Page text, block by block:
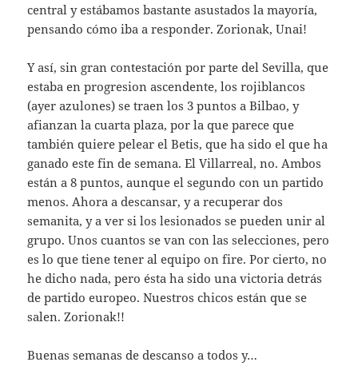
central y estábamos bastante asustados la mayoría,
pensando cómo iba a responder. Zorionak, Unai!
Y así, sin gran contestación por parte del Sevilla, que
estaba en progresion ascendente, los rojiblancos
(ayer azulones) se traen los 3 puntos a Bilbao, y
afianzan la cuarta plaza, por la que parece que
también quiere pelear el Betis, que ha sido el que ha
ganado este fin de semana. El Villarreal, no. Ambos
están a 8 puntos, aunque el segundo con un partido
menos. Ahora a descansar, y a recuperar dos
semanita, y a ver si los lesionados se pueden unir al
grupo. Unos cuantos se van con las selecciones, pero
es lo que tiene tener al equipo on fire. Por cierto, no
he dicho nada, pero ésta ha sido una victoria detrás
de partido europeo. Nuestros chicos están que se
salen. Zorionak!!
Buenas semanas de descanso a todos y…